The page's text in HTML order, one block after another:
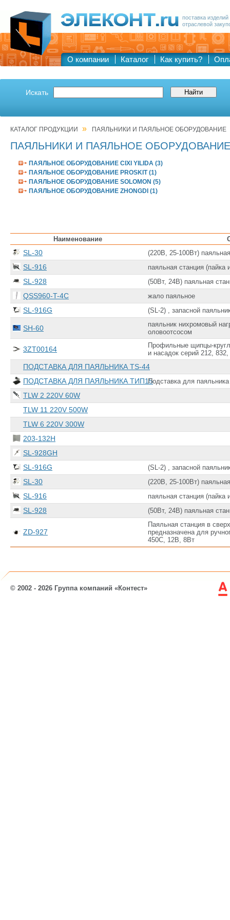
поставка
отраслевой
О компании Каталог Как купить?
Искать
КАТАЛОГ ПРОДУКЦИИ » ПАЯЛЬНИКИ И ПАЯЛЬНОЕ ОБОРУДОВАНИЕ
ПАЯЛЬНИКИ И ПАЯЛЬНОЕ ОБОРУДОВАНИЕ
ПАЯЛЬНОЕ ОБОРУДОВАНИЕ CIXI YILIDA (3)
ПАЯЛЬНОЕ ОБОРУДОВАНИЕ PROSKIT (1)
ПАЯЛЬНОЕ ОБОРУДОВАНИЕ SOLOMON (5)
ПАЯЛЬНОЕ ОБОРУДОВАНИЕ ZHONGDI (1)
Наименование
SL-30 (220В, 25-100Вт)
SL-916 паяльная станция (пайка
SL-928 (50Вт, 24В) паяльная
QSS960-T-4C жало паяльное
SL-916G (SL-2) , запасной
SH-60
паяльник нихромовый
оловоотсосом
3ZT00164
Профильные щипцы-
и насадок серий 212,
ПОДСТАВКА ДЛЯ ПАЯЛЬНИКА TS-44
ПОДСТАВКА ДЛЯ ПАЯЛЬНИКА ТИП15Подставка для
TLW 2 220V 60W
TLW 11 220V 500W
TLW 6 220V 300W
203-132H
SL-928GH
SL-916G
(SL-2) , запасной
SL-30 (220В, 25-100Вт)
SL-916 паяльная станция (пайка
SL-928 (50Вт, 24В) паяльная
ZD-927
Паяльная станция в
предназначена для
450С, 12В, 8Вт
© 2002 - 2026 Группа компаний «Контест»